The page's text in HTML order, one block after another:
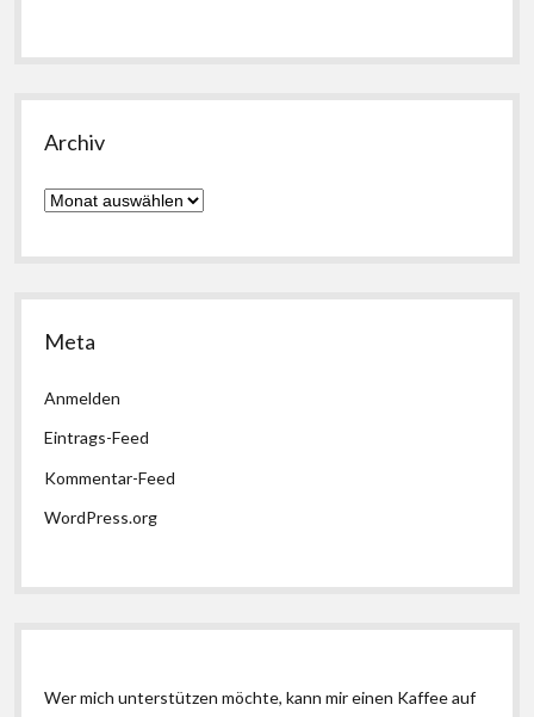
Archiv
Archiv
Meta
Anmelden
Eintrags-Feed
Kommentar-Feed
WordPress.org
Wer mich unterstützen möchte, kann mir einen Kaffee auf